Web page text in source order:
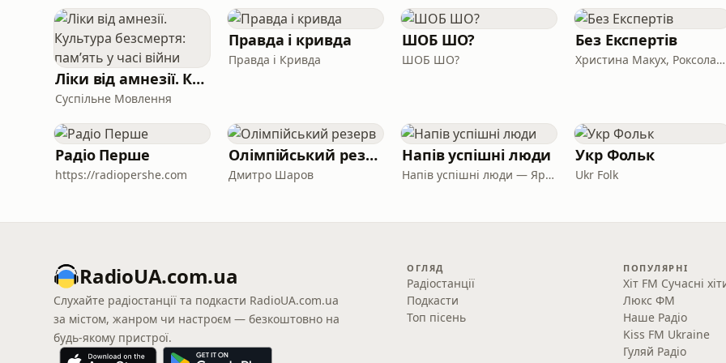
Ліки від амнезії. Культура безсмертя: памʼять у часі війни
Суспільне Мовлення
Правда і кривда
Правда і Кривда
ШОБ ШО?
ШОБ ШО?
Без Експертів
Христина Макух, Роксолана Кіт та Ярослав Борисюк
Радіо Перше
https://radiopershe.com
Олімпійський резерв
Дмитро Шаров
Напів успішні люди
Напів успішні люди — Ярина Біла та Оксана Каленченко
Укр Фольк
Ukr Folk
RadioUA.com.ua
Слухайте радіостанції та подкасти RadioUA.com.ua
за містом, жанром чи настроєм — безкоштовно на
будь-якому пристрої.
ОГЛЯД
Радіостанції
Подкасти
Топ пісень
ПОПУЛЯРНІ
Хіт FM Сучасні
Люкс ФМ
Наше Радіо
Kiss FM Ukraine
Гуляй Радіо